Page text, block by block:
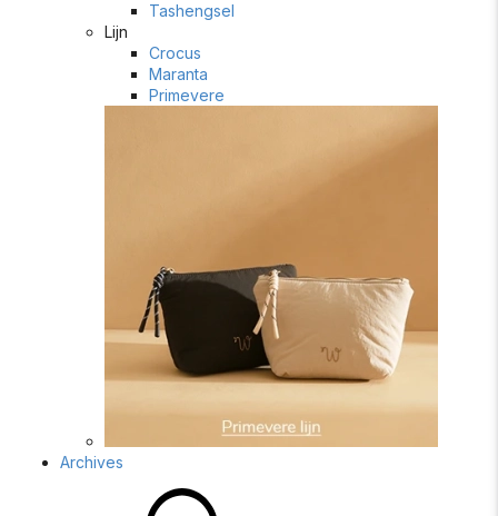
Tashengsel
Lijn
Crocus
Maranta
Primevere
Archives